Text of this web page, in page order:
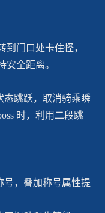
到门口处卡住怪，
安全距离。
态跳跃，取消骑乘瞬
时，利用二段跳
号，叠加称号属性提